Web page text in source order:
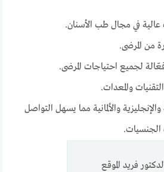
في مجال طب الأسنان.
من المرضى.
لجميع احتياجات المرضى.
والمعدات.
والألمانية مما يسهل التواصل
فريد الموقع